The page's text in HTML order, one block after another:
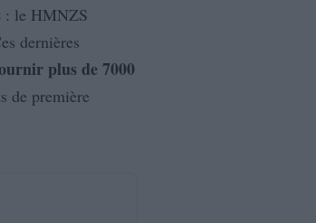
: le HMNZS
dernières
plus de 7000
de première